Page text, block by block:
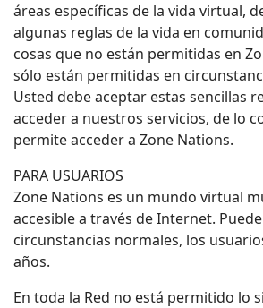
áreas específicas de la vida virtual,
algunas reglas de la vida en
cosas que no están permitidas en
sólo están permitidas en
Usted debe aceptar estas sencillas
acceder a nuestros servicios, de lo
permite acceder a Zone Nations.
PARA USUARIOS
Zone Nations es un mundo virtual
accesible a través de Internet.
circunstancias normales, los
años.
En toda la Red no está permitido lo